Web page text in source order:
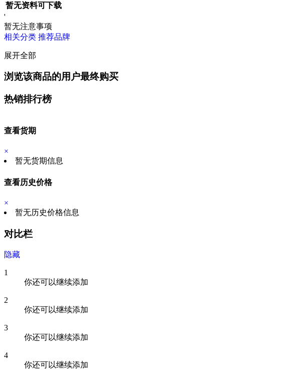
暂无资料可下载
'
暂无注意事项
相关分类 推荐品牌
展开全部
浏览该商品的用户最终购买
热销排行榜
查看货期
×
暂无货期信息
查看历史价格
×
暂无历史价格信息
对比栏
隐藏
1
你还可以继续添加
2
你还可以继续添加
3
你还可以继续添加
4
你还可以继续添加